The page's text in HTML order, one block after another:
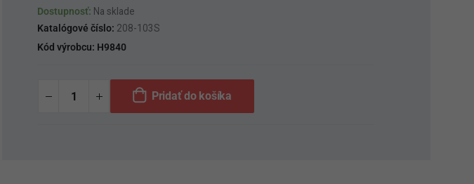
Dostupnosť: Na sklade
Katalógové číslo: 208-103S
Kód výrobcu: H9840
Pridať do košíka